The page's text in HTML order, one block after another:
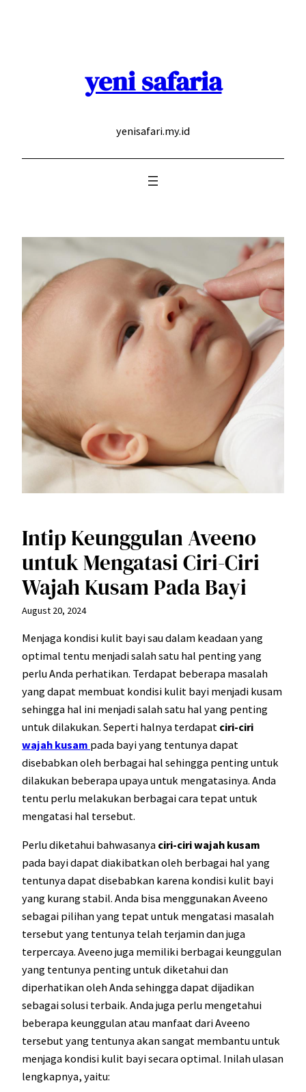
yeni safaria
yenisafari.my.id
Intip Keunggulan Aveeno
untuk Mengatasi Ciri-Ciri
Wajah Kusam Pada Bayi
August 20, 2024
Menjaga kondisi kulit bayi sau dalam keadaan yang
optimal tentu menjadi salah satu hal penting yang
perlu Anda perhatikan. Terdapat beberapa masalah
yang dapat membuat kondisi kulit bayi menjadi kusam
sehingga hal ini menjadi salah satu hal yang penting
untuk dilakukan. Seperti halnya terdapat ciri-ciri
wajah kusam pada bayi yang tentunya dapat
disebabkan oleh berbagai hal sehingga penting untuk
dilakukan beberapa upaya untuk mengatasinya. Anda
tentu perlu melakukan berbagai cara tepat untuk
mengatasi hal tersebut.
Perlu diketahui bahwasanya ciri-ciri wajah kusam
pada bayi dapat diakibatkan oleh berbagai hal yang
tentunya dapat disebabkan karena kondisi kulit bayi
yang kurang stabil. Anda bisa menggunakan Aveeno
sebagai pilihan yang tepat untuk mengatasi masalah
tersebut yang tentunya telah terjamin dan juga
terpercaya. Aveeno juga memiliki berbagai keunggulan
yang tentunya penting untuk diketahui dan
diperhatikan oleh Anda sehingga dapat dijadikan
sebagai solusi terbaik. Anda juga perlu mengetahui
beberapa keunggulan atau manfaat dari Aveeno
tersebut yang tentunya akan sangat membantu untuk
menjaga kondisi kulit bayi secara optimal. Inilah ulasan
lengkapnya, yaitu: